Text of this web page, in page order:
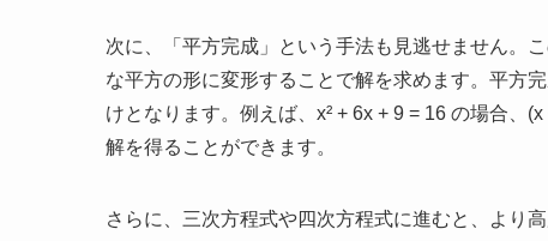
次に、「平方完成」という手法も見逃せません。
な平方の形に変形することで解を求めます。平方
けとなります。例えば、x² + 6x + 9 = 16 の場合、
解を得ることができます。
さらに、三次方程式や四次方程式に進むと、より